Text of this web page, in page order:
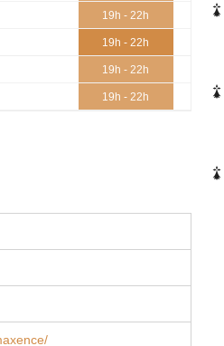
19h - 22h
19h - 22h
19h - 22h
19h - 22h